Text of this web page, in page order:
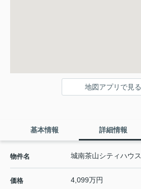
地図アプリで見る
基本情報 詳細情報
物件名 城南茶山シティハウス
価格 4,099万円